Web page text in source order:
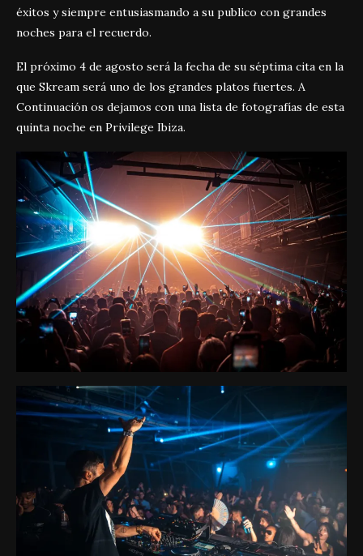
éxitos y siempre entusiasmando a su publico con grandes
noches para el recuerdo.
El próximo 4 de agosto será la fecha de su séptima cita en la
que Skream será uno de los grandes platos fuertes. A
Continuación os dejamos con una lista de fotografías de esta
quinta noche en Privilege Ibiza.